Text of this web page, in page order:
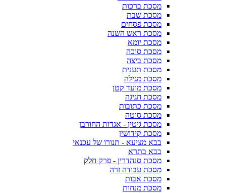
מסכת ברכות
מסכת שבת
מסכת פסחים
מסכת ראש השנה
מסכת יומא
מסכת סוכה
מסכת ביצה
מסכת תענית
מסכת מגילה
מסכת מועד קטן
מסכת חגיגה
מסכת כתובות
מסכת סוטה
מסכת גיטין - אגדות החורבן
מסכת קידושין
בבא מציעא - תנורו של עכנאי
בבא בתרא
מסכת סנהדרין - פרק חלק
מסכת עבודה זרה
מסכת אבות
מסכת מנחות